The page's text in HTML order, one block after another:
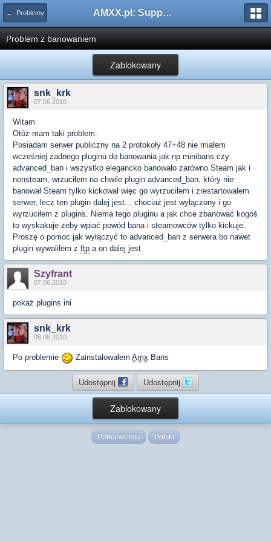
← Problemy AMXX.pl: Support AMX Mod X i SourceMod
Problem z banowaniem
Zablokowany
snk_krk
07.06.2010
Witam
Otóż mam taki problem.
Posiadam serwer publiczny na 2 protokoły 47+48 nie miałem
wcześniej żadnego pluginu do banowania jak np minibans czy
advanced_ban i wszystko elegancko banowało zarówno Steam jak i
nonsteam, wrzuciłem na chwile plugin advanced_ban, który nie
banował Steam tylko kickował więc go wyrzuciłem i zrestartowałem
serwer, lecz ten plugin dalej jest... chociaż jest wyłączony i go
wyrzuciłem z plugins. Niema tego pluginu a jak chce zbanować kogoś
to wyskakuje żeby wpiać powód bana i steamowców tylko kickuje.
Proszę o pomoc jak wyłączyć to advanced_ban z serwera bo nawet
plugin wywaliłem z ftp a on dalej jest
Szyfrant
07.06.2010
pokaż plugins.ini
snk_krk
08.06.2010
Po problemie Zainstalowałem Amx Bans
Udostępnij Udostępnij
Zablokowany
Pełna wersja Polski